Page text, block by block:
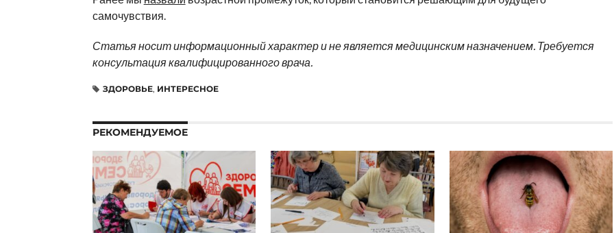
самочувствия.
Статья носит информационный характер и не является медицинским назначением. Требуется
консультация квалифицированного врача.
ЗДОРОВЬЕ, ИНТЕРЕСНОЕ
РЕКОМЕНДУЕМОЕ